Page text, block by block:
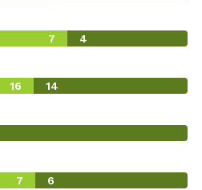
7 4
16 14
7 6